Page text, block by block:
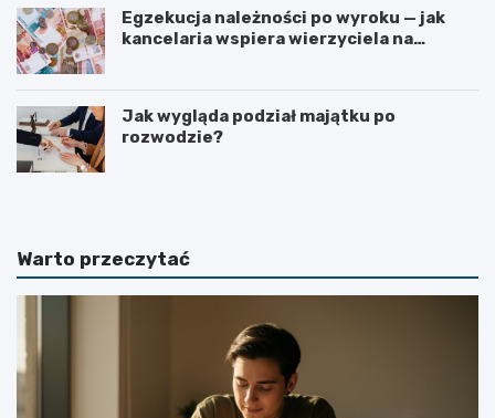
Egzekucja należności po wyroku — jak
kancelaria wspiera wierzyciela na
Jak wygląda podział majątku po
rozwodzie?
Warto przeczytać